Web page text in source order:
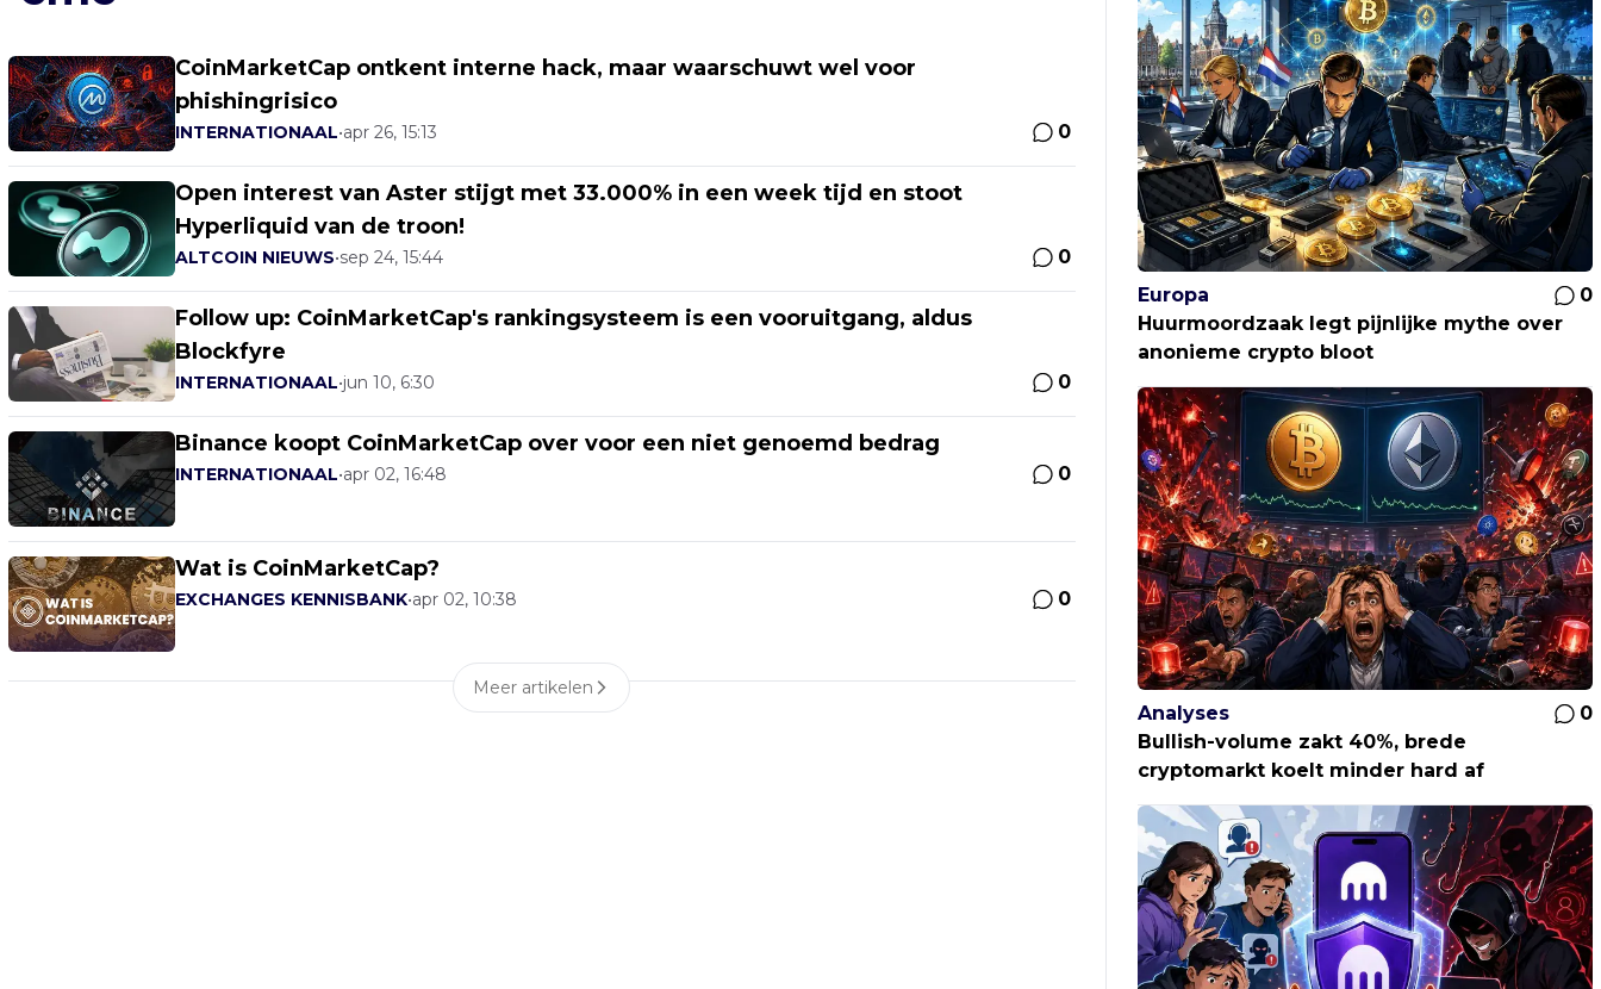
CoinMarketCap ontkent interne hack, maar waarschuwt wel voor
phishingrisico
INTERNATIONAAL•apr 26, 15:13 0
Open interest van Aster stijgt met 33.000% in een week tijd en stoot
Hyperliquid van de troon!
ALTCOIN NIEUWS•sep 24, 15:44 0
Follow up: CoinMarketCap's rankingsysteem is een vooruitgang, aldus
Blockfyre
INTERNATIONAAL•jun 10, 6:30 0
Binance koopt CoinMarketCap over voor een niet genoemd bedrag
INTERNATIONAAL•apr 02, 16:48 0
Wat is CoinMarketCap?
EXCHANGES KENNISBANK•apr 02, 10:38 0
Meer artikelen
Europa
0
Huurmoordzaak legt pijnlijke mythe over
anonieme crypto bloot
Analyses
0
Bullish-volume zakt 40%, brede
cryptomarkt koelt minder hard af